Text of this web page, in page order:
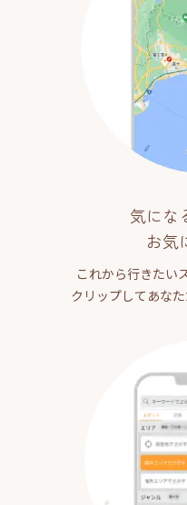
気にな
お気
これから行きたい
クリップしてあな